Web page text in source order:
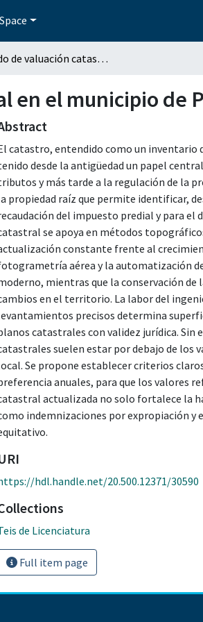
Método de valuación catastral en el municipio de Puebla.
en el municipio de
catastro, entendido como un inventario
desde la antigüedad un papel
y más tarde a la regulación de la
propiedad raíz que permite identificar,
del impuesto predial y para el
se apoya en métodos
constante frente al
aérea y la automatización
mientras que la conservación
en el territorio. La labor del
precisos determina
catastrales con validez jurídica. Sin
suelen estar por debajo de los
Se propone establecer criterios
anuales, para que los valores
actualizada no solo fortalece la
indemnizaciones por expropiación
hdl.handle.net/20.500.12371/30590
de Licenciatura
Full item page